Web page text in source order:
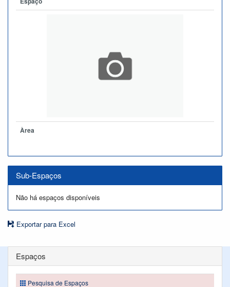
Àrea
Sub-Espaços
Não há espaços disponíveis
Exportar para Excel
Espaços
Pesquisa de Espaços